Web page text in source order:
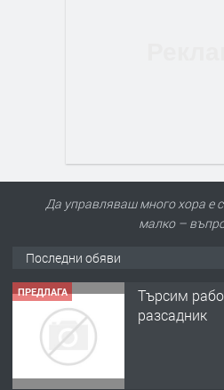
Да управляваш много хора е
малко –
Последни обяви
ПРЕДЛАГА
Търсим
разсадник